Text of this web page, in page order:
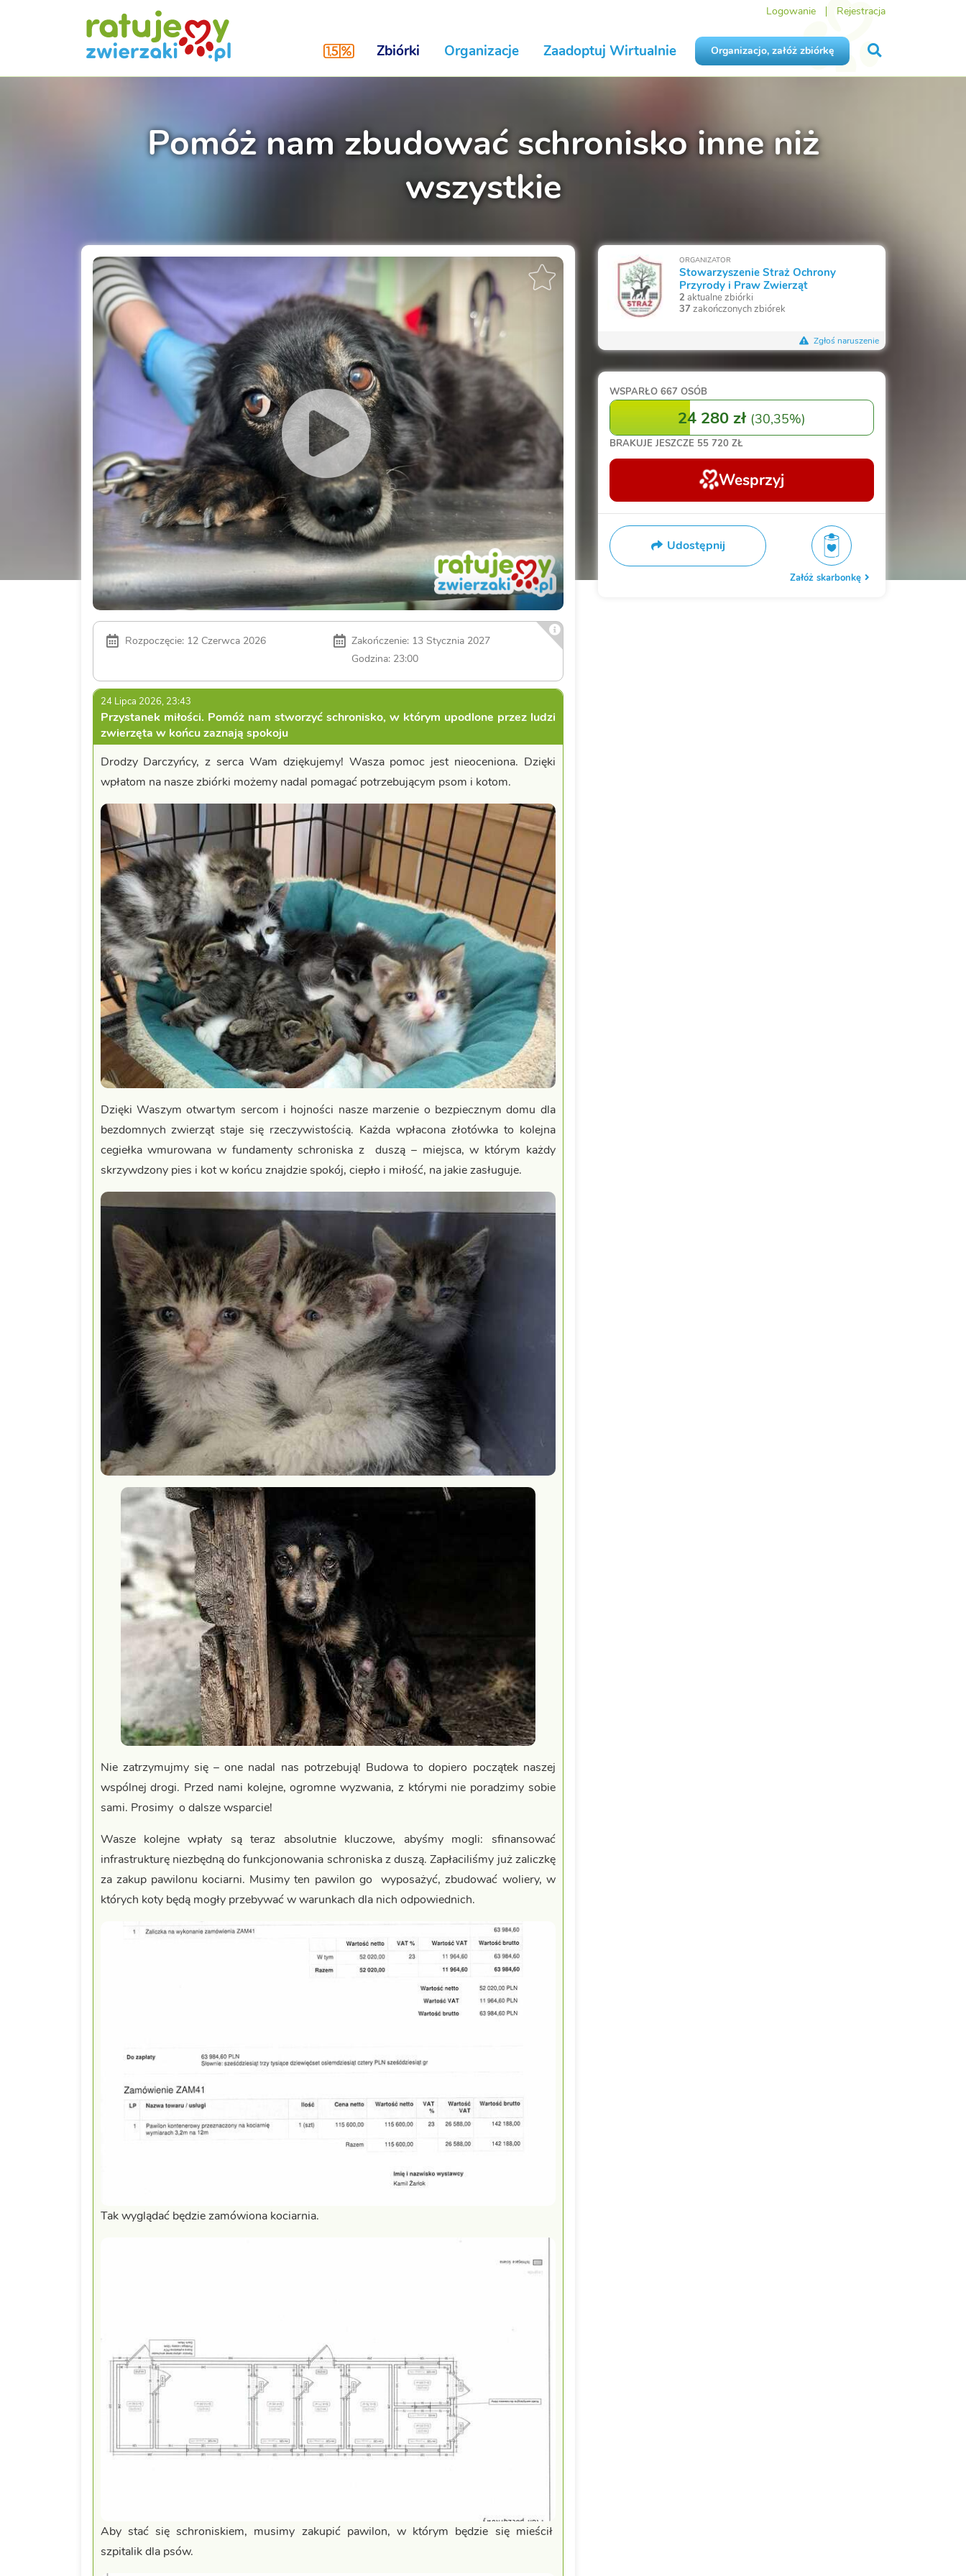
Logowanie Rejestracja
Zbiórki Organizacje Zaadoptuj Wirtualnie Organizacjo, załóż zbiórkę
Pomóż nam zbudować schronisko inne niż
wszystkie
Rozpoczęcie: 12 Czerwca 2026
Zakończenie: 13 Stycznia 2027
Godzina: 23:00
24 Lipca 2026, 23:43
Przystanek miłości. Pomóż nam stworzyć schronisko, w którym upodlone przez ludzi
zwierzęta w końcu zaznają spokoju
Drodzy Darczyńcy, z serca Wam dziękujemy! ​Wasza pomoc jest nieoceniona. Dzięki
wpłatom na nasze zbiórki możemy nadal pomagać potrzebującym psom i kotom.
Dzięki Waszym otwartym sercom i hojności nasze marzenie o bezpiecznym domu dla
bezdomnych zwierząt staje się rzeczywistością. Każda wpłacona złotówka to kolejna
cegiełka wmurowana w fundamenty schroniska z duszą – miejsca, w którym każdy
skrzywdzony pies i kot w końcu znajdzie spokój, ciepło i miłość, na jakie zasługuje.
​Nie zatrzymujmy się – one nadal nas potrzebują! Budowa to dopiero początek naszej
wspólnej drogi. Przed nami kolejne, ogromne wyzwania, z którymi nie poradzimy sobie
sami. Prosimy o dalsze wsparcie!
Wasze kolejne wpłaty są teraz absolutnie kluczowe, abyśmy mogli: sfinansować
infrastrukturę niezbędną do funkcjonowania schroniska z duszą. Zapłaciliśmy już zaliczkę
za zakup pawilonu kociarni. Musimy ten pawilon go wyposażyć, zbudować woliery, w
których koty będą mogły przebywać w warunkach dla nich odpowiednich.
Tak wyglądać będzie zamówiona kociarnia.
Aby stać się schroniskiem, musimy zakupić pawilon, w którym będzie się mieścił
szpitalik dla psów.
ORGANIZATOR
Stowarzyszenie Straż Ochrony
Przyrody i Praw Zwierząt
2 aktualne zbiórki
37 zakończonych zbiórek
Zgłoś naruszenie
WSPARŁO 667 OSÓB
24 280 zł (30,35%)
BRAKUJE JESZCZE 55 720 ZŁ
Wesprzyj
Udostępnij
Załóż skarbonkę